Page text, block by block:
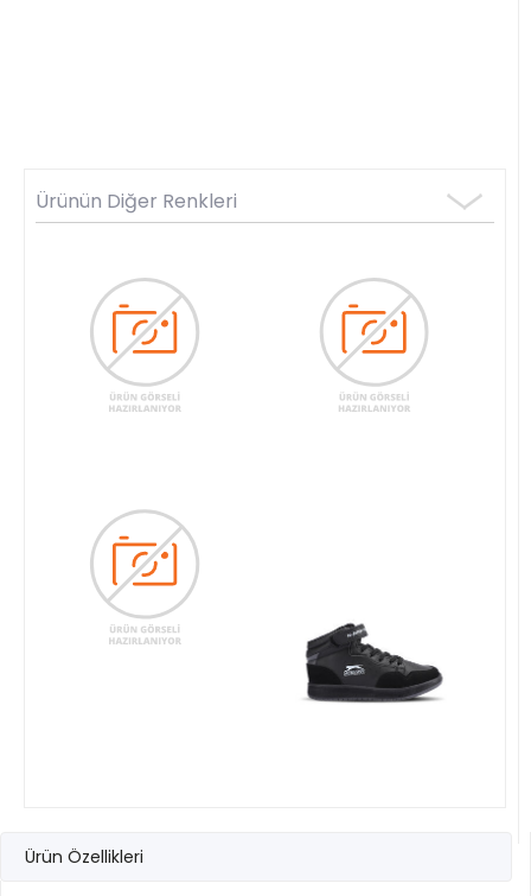
Ürünün Diğer Renkleri
Ürün Özellikleri